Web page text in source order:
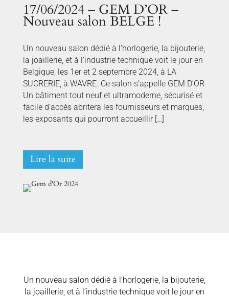
17/06/2024 – GEM D’OR –
Nouveau salon BELGE !
Un nouveau salon dédié à l’horlogerie, la bijouterie,
la joaillerie, et à l’industrie technique voit le jour en
Belgique, les 1er et 2 septembre 2024, à LA
SUCRERIE, à WAVRE. Ce salon s’appelle GEM D’OR
Un bâtiment tout neuf et ultramoderne, sécurisé et
facile d’accès abritera les fournisseurs et marques,
les exposants qui pourront accueillir […]
Lire la suite
Un nouveau salon dédié à l’horlogerie, la bijouterie,
la joaillerie, et à l’industrie technique voit le jour en